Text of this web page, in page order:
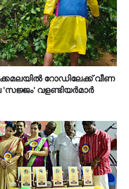
റോഡിലേക്ക് വീണ
'സജ്ജം' വളണ്ടിയർമാർ